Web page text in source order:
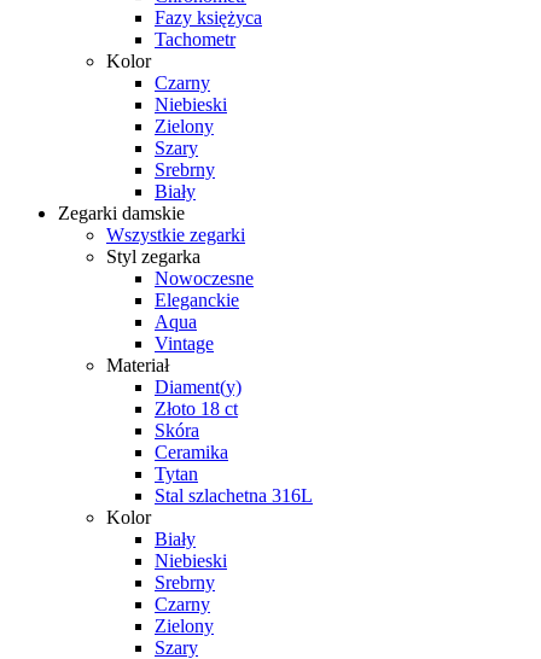
Fazy księżyca
Tachometr
Kolor
Czarny
Niebieski
Zielony
Szary
Srebrny
Biały
Zegarki damskie
Wszystkie zegarki
Styl zegarka
Nowoczesne
Eleganckie
Aqua
Vintage
Materiał
Diament(y)
Złoto 18 ct
Skóra
Ceramika
Tytan
Stal szlachetna 316L
Kolor
Biały
Niebieski
Srebrny
Czarny
Zielony
Szary